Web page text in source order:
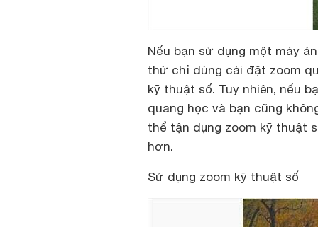
Nếu bạn sử dụng một máy
thử chỉ dùng cài đặt zoom
kỹ thuật số. Tuy nhiên, nếu
quang học và bạn cũng
thể tận dụng zoom kỹ thuật
hơn.
Sử dụng zoom kỹ thuật số